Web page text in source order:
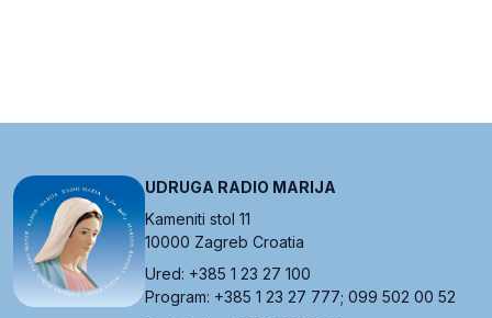
UDRUGA RADIO MARIJA
Kameniti stol 11
10000 Zagreb Croatia
Ured: +385 1 23 27 100
Program: +385 1 23 27 777; 099 502 00 52